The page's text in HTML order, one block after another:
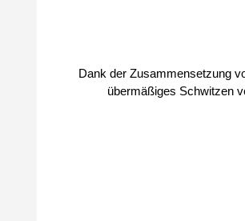
Dank der Zusammensetzung von